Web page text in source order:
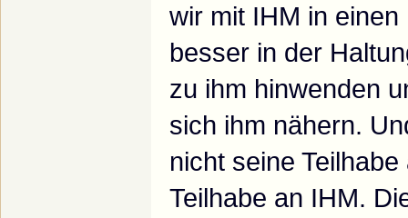
wir mit IHM in
besser in der
zu ihm hinwenden
sich ihm nähern.
nicht seine
Teilhabe an IHM.